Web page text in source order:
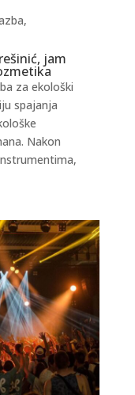
jam
,
za ekološki
spajanja
Nakon